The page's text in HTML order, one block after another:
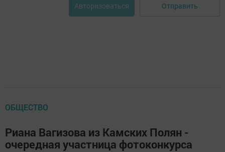
Авторизоваться Отправить
ОБЩЕСТВО
Риана Вагизова из Камских Полян -
очередная участница фотоконкурса